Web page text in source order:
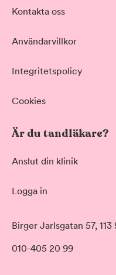
Akut tandvård
Grundlig kontroll av
Professionell rengöring
Skonsam blekning för
Datum
Tid på dagen
Morgon
Förmiddag
Kontakta oss
Användarvillkor
Integritetspolicy
Cookies
Är du tandläkare?
Anslut din klinik
Logga in
Birger Jarlsgatan 57,
010-405 20 99